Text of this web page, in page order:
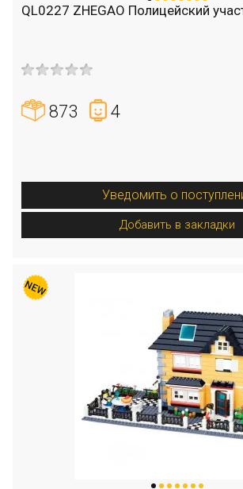
QL0227 ZHEGAO Полицейский
873 4
Уведомить о
Добавить в закладки